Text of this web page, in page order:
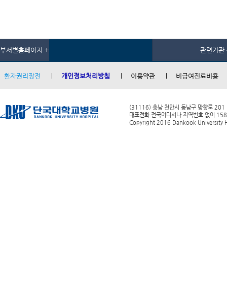
부서별홈페이지 + 관련기관
환자권리장전 개인정보처리방침 이용약관 비급여진료비용
(31116) 충남 천안시 동남구 망향로 201
대표전화 전국어디서나 지역번호 없이
Copyright 2016 Dankook University